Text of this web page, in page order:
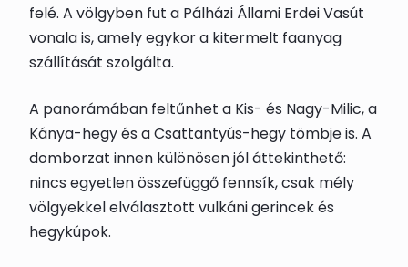
felé. A völgyben fut a Pálházi Állami Erdei Vasút
vonala is, amely egykor a kitermelt faanyag
szállítását szolgálta.
A panorámában feltűnhet a Kis- és Nagy-Milic, a
Kánya-hegy és a Csattantyús-hegy tömbje is. A
domborzat innen különösen jól áttekinthető:
nincs egyetlen összefüggő fennsík, csak mély
völgyekkel elválasztott vulkáni gerincek és
hegykúpok.